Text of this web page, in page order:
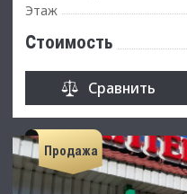
Этаж
Стоимость
Сравнить
Продажа